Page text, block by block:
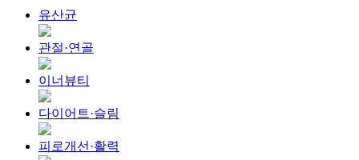
유산균
관절·연골
이너뷰티
다이어트·슬림
피로개선·활력